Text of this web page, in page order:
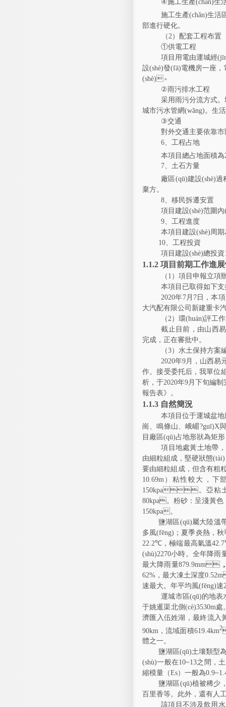
④施工生產(chǎn)生
施工生產(chǎn)生活
部進行硬化。
（ 2 ）配套工程布置
①供電工程
項目用電由運城經
設(shè)發(fā)電機房一座 ，
(shè)。
②雨污排水工程
采用雨污分流方式。
城市污水管網(wǎng)。 生
③交通
對外交通主要依靠市區
6 、工程占地
本項目總占地面積為
7、土石方量
廠區(qū)建設(shè)
棄方。
8 、移民拆遷安置
項目建設(shè)范圍內
9 、工程進度
本項目建設(shè) 周期
10 、工程投資
項目建設(shè)總投資
1.1.2 項目前期工作進
（ 1 ）項目申報立項
本項目已取得如下
2020年7月 7日，本
大汽配有限公司 新建重卡
（ 2 ）環(huán)評工
截止目前，由
完成，正在審批中。
（3）水土保持方案
2020年9 月， 山西易
作。接受委托后，我單
析，于2020年9 月下旬編制
報告表》。
1.1.3 自然簡況
本項目位于運城盆地腹
崗、鳴條山、峨嵋
目廠區(qū)占地形狀為矩形
項目地處黃土地帶
由細粒組成，堅硬狀態
要由細粒組成，但含有粗
10.69m ）粘性較大，
150kpa。亞粘土
80kpa。粉砂：呈淺黃色，
150kpa。
鹽湖區(qū)屬大陸溫帶
多風(fēng)；夏季炎熱
22.2℃ ，極端最高氣溫
(shù)2270小時。全年降
最大降雨量879.9mm，
62% ，最大凍土深度0.52m
速最大。年平均風(fēng)速
運城市區(qū)的地表
于姚暹渠北側(cè)3530m處
濟匯入伍姓湖，最終流
90km ，流域面積619.4km2
體之一。
鹽湖區(qū)土壤類型
(shù)一般在10~13之間，
縮模量（Es）一般為
鹽湖區(qū)植被稀少
百里香等。此外，還有
該項目不涉及飲用